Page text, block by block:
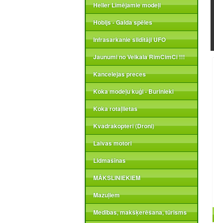
Heller Līmējamie modeļi
Hobijs - Galda spēles
Infrasarkanie sildītāji UFO
Jaunumi no Veikala RimCimCi !!!
Kancelejas preces
Koka modeļu kuģi - Burinieki
Koka rotaļlietas
Kvadrakopteri (Droni)
Laivas motori
Lidmašīnas
MĀKSLINIEKIEM
Mazuļiem
Medības, makšķerēšana, tūrisms